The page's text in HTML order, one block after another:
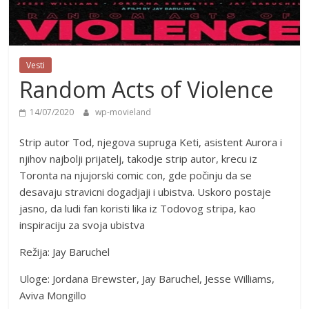
Vesti
Random Acts of Violence
14/07/2020 wp-movieland
Strip autor Tod, njegova supruga Keti, asistent Aurora i
njihov najbolji prijatelj, takodje strip autor, krecu iz
Toronta na njujorski comic con, gde počinju da se
desavaju stravicni dogadjaji i ubistva. Uskoro postaje
jasno, da ludi fan koristi lika iz Todovog stripa, kao
inspiraciju za svoja ubistva
Režija: Jay Baruchel
Uloge: Jordana Brewster, Jay Baruchel, Jesse Williams,
Aviva Mongillo